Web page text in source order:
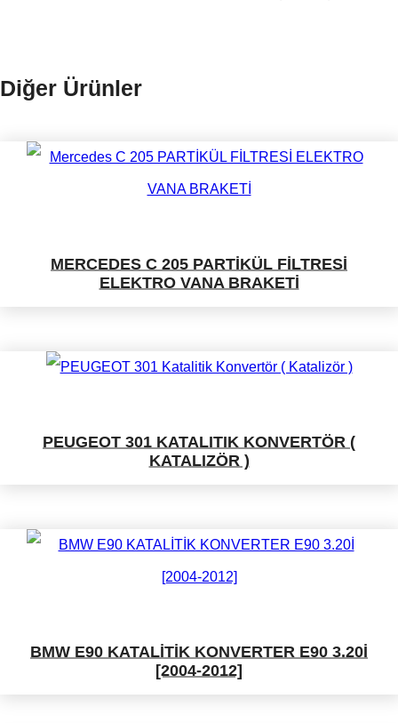
Diğer Ürünler
MERCEDES C 205 PARTİKÜL FİLTRESİ
ELEKTRO VANA BRAKETİ
PEUGEOT 301 KATALITIK KONVERTÖR (
KATALIZÖR )
BMW E90 KATALİTİK KONVERTER E90 3.20İ
[2004-2012]